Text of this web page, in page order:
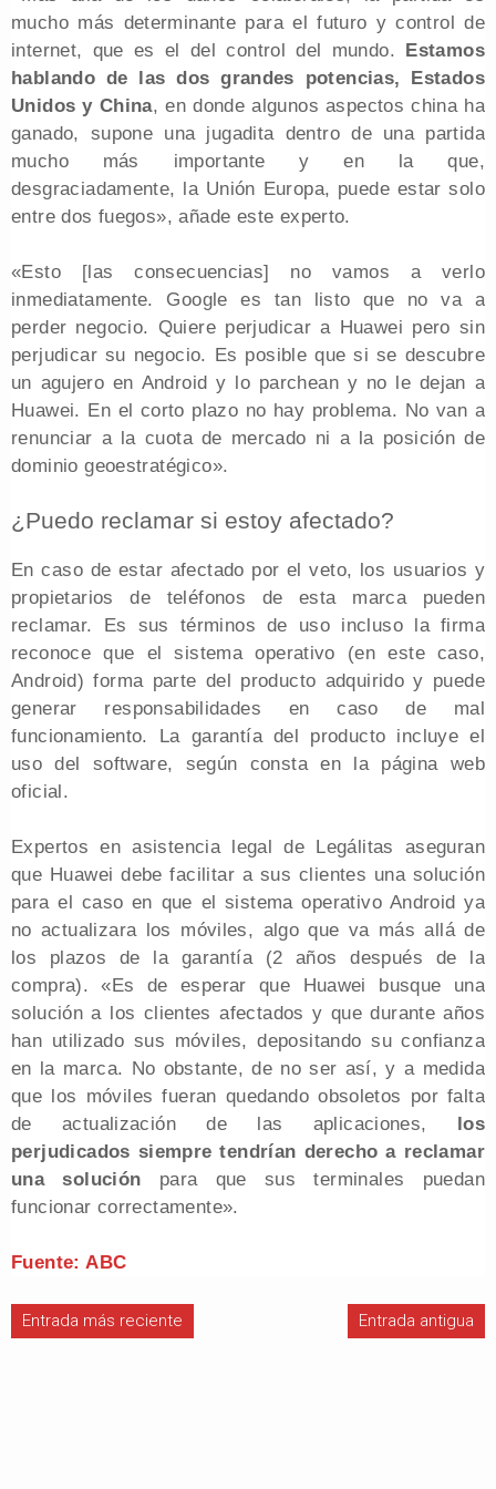
mucho más determinante para el futuro y control de
internet, que es el del control del mundo. Estamos
hablando de las dos grandes potencias, Estados
Unidos y China, en donde algunos aspectos china ha
ganado, supone una jugadita dentro de una partida
mucho más importante y en la que,
desgraciadamente, la Unión Europa, puede estar solo
entre dos fuegos», añade este experto.
«Esto [las consecuencias] no vamos a verlo
inmediatamente. Google es tan listo que no va a
perder negocio. Quiere perjudicar a Huawei pero sin
perjudicar su negocio. Es posible que si se descubre
un agujero en Android y lo parchean y no le dejan a
Huawei. En el corto plazo no hay problema. No van a
renunciar a la cuota de mercado ni a la posición de
dominio geoestratégico».
¿Puedo reclamar si estoy afectado?
En caso de estar afectado por el veto, los usuarios y
propietarios de teléfonos de esta marca pueden
reclamar. Es sus términos de uso incluso la firma
reconoce que el sistema operativo (en este caso,
Android) forma parte del producto adquirido y puede
generar responsabilidades en caso de mal
funcionamiento. La garantía del producto incluye el
uso del software, según consta en la página web
oficial.
Expertos en asistencia legal de Legálitas aseguran
que Huawei debe facilitar a sus clientes una solución
para el caso en que el sistema operativo Android ya
no actualizara los móviles, algo que va más allá de
los plazos de la garantía (2 años después de la
compra). «Es de esperar que Huawei busque una
solución a los clientes afectados y que durante años
han utilizado sus móviles, depositando su confianza
en la marca. No obstante, de no ser así, y a medida
que los móviles fueran quedando obsoletos por falta
de actualización de las aplicaciones, los
perjudicados siempre tendrían derecho a reclamar
una solución para que sus terminales puedan
funcionar correctamente».
Fuente: ABC
Entrada más reciente Entrada antigua